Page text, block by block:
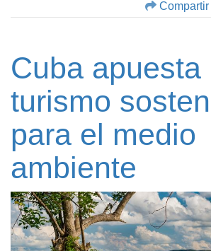
Compartir
Cuba apuesta
turismo
para el medio
ambiente